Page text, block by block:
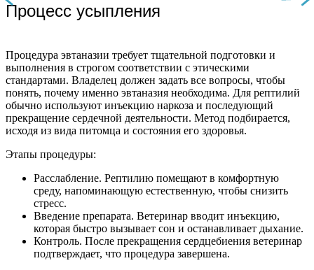
Процесс усыпления
Процедура эвтаназии требует тщательной подготовки и
выполнения в строгом соответствии с этическими
стандартами. Владелец должен задать все вопросы, чтобы
понять, почему именно эвтаназия необходима. Для рептилий
обычно используют инъекцию наркоза и последующий
прекращение сердечной деятельности. Метод подбирается,
исходя из вида питомца и состояния его здоровья.
Этапы процедуры:
Расслабление. Рептилию помещают в комфортную
среду, напоминающую естественную, чтобы снизить
стресс.
Введение препарата. Ветеринар вводит инъекцию,
которая быстро вызывает сон и останавливает дыхание.
Контроль. После прекращения сердцебиения ветеринар
подтверждает, что процедура завершена.